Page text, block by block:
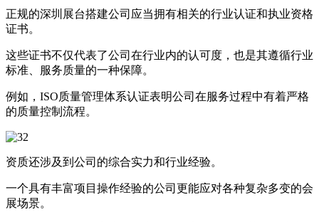
正规的深圳展台搭建公司应当拥有相关的行业认证和执业资格
证书。
这些证书不仅代表了公司在行业内的认可度，也是其遵循行业
标准、服务质量的一种保障。
例如，ISO质量管理体系认证表明公司在服务过程中有着严格
的质量控制流程。
资质还涉及到公司的综合实力和行业经验。
一个具有丰富项目操作经验的公司更能应对各种复杂多变的会
展场景。